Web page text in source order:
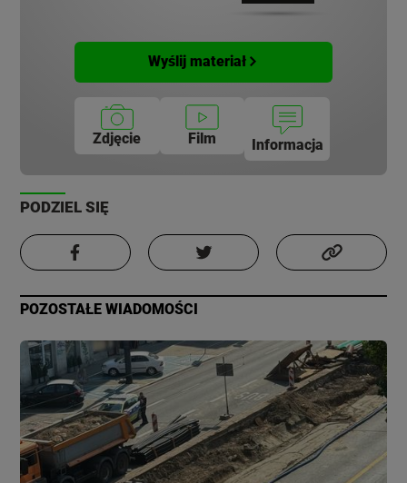
Wyślij materiał
Zdjęcie Film Informacja
PODZIEL SIĘ
POZOSTAŁE WIADOMOŚCI